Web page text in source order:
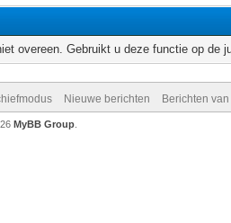
overeen. Gebruikt u deze functie op de
Nieuwe berichten Berichten
MyBB Group